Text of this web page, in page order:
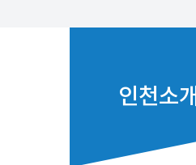
인천소개